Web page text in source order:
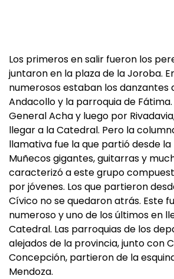
Los primeros en salir fueron los
juntaron en la plaza de la Joroba.
numerosos estaban los danzantes
Andacollo y la parroquia de
General Acha y luego por
llegar a la Catedral. Pero la
llamativa fue la que partió desde
Muñecos gigantes, guitarras y
caracterizó a este grupo
por jóvenes. Los que partieron
Cívico no se quedaron atrás. Este
numeroso y uno de los últimos en
Catedral. Las parroquias de los
alejados de la provincia, junto con
Concepción, partieron de la
Mendoza.